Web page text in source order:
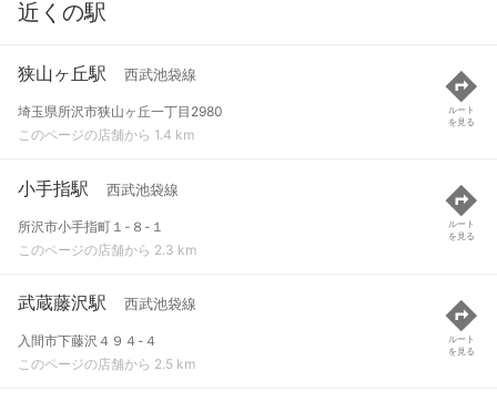
近くの駅
狭山ヶ丘駅 西武池袋線
埼玉県所沢市狭山ヶ丘一丁目2980
このページの店舗から 1.4 km
ルート
を見る
小手指駅 西武池袋線
所沢市小手指町１-８-１
このページの店舗から 2.3 km
ルート
を見る
武蔵藤沢駅 西武池袋線
入間市下藤沢４９４-４
このページの店舗から 2.5 km
ルート
を見る